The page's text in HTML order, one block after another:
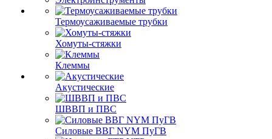
Термоусаживаемые трубки
Хомуты-стяжки
Клеммы
Акустические
ШВВП и ПВС
Силовые ВВГ NYM ПуГВ